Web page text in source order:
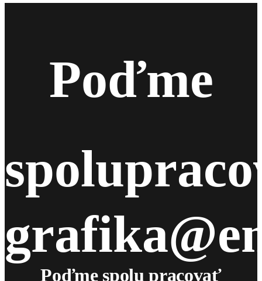
Poďme
Poďme spolu pracovať